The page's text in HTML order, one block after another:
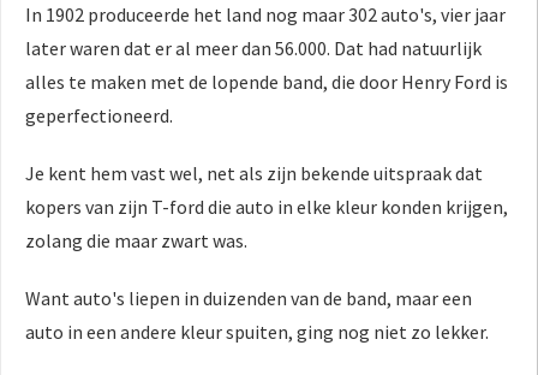
In 1902 produceerde het land nog maar 302 auto's, vier jaar
later waren dat er al meer dan 56.000. Dat had natuurlijk
alles te maken met de lopende band, die door Henry Ford is
geperfectioneerd.
Je kent hem vast wel, net als zijn bekende uitspraak dat
kopers van zijn T-ford die auto in elke kleur konden krijgen,
zolang die maar zwart was.
Want auto's liepen in duizenden van de band, maar een
auto in een andere kleur spuiten, ging nog niet zo lekker.